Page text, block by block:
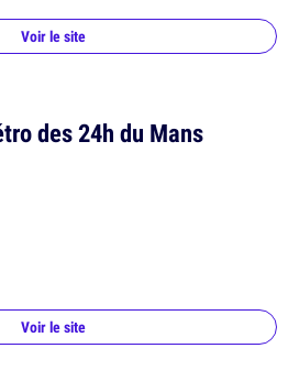
Voir le site
des 24h du Mans
Voir le site